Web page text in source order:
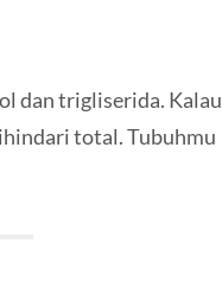
dan trigliserida. Kalau
total. Tubuhmu